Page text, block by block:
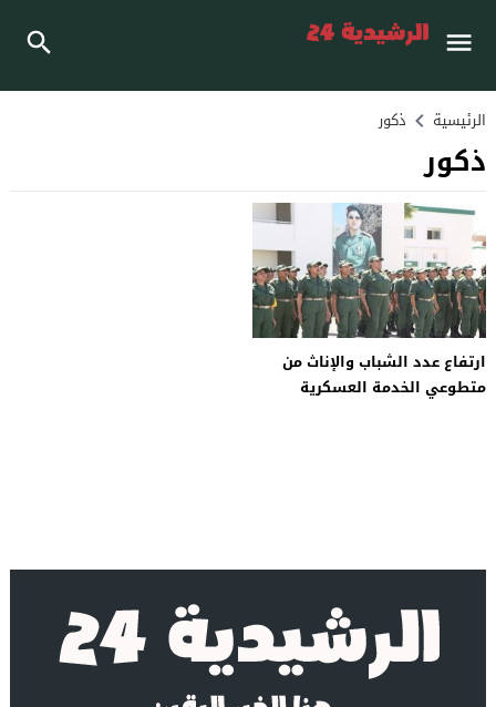
الرئيسية ذكور
ذكور
ارتفاع عدد الشباب والإناث من
متطوعي الخدمة العسكرية